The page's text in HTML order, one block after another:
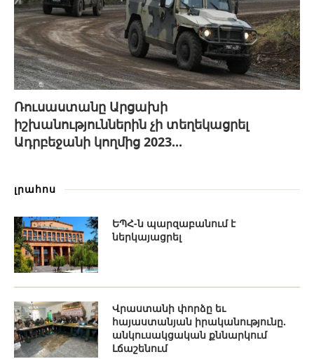
Ռուսաստանը Արցախի
իշխանություններին չի տեղեկացրել
Ադրբեջանի կողմից 2023...
լրահոս
ԵՊՀ-ն պարզաբանում է
ներկայացրել
Վրաստանի փորձը եւ
հայաստանյան իրականությունը.
անկուսակցական քննարկում
Լճաշենում